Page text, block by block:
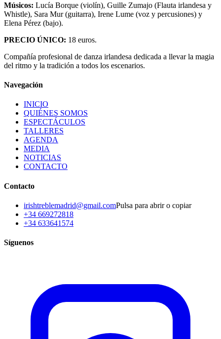
Músicos: Lucía Borque (violín), Guille Zumajo (Flauta irlandesa y
Whistle), Sara Mur (guitarra), Irene Lume (voz y percusiones) y
Elena Pérez (bajo).
PRECIO ÚNICO: 18 euros.
Compañía profesional de danza irlandesa dedicada a llevar la magia
del ritmo y la tradición a todos los escenarios.
Navegación
INICIO
QUIÉNES SOMOS
ESPECTÁCULOS
TALLERES
AGENDA
MEDIA
NOTICIAS
CONTACTO
Contacto
irishtreblemadrid@gmail.comPulsa para abrir o copiar
+34 669272818
+34 633641574
Síguenos